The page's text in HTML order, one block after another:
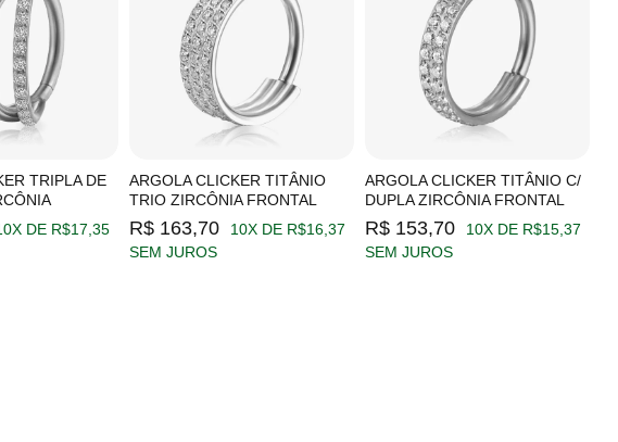
TRIPLA DE
DE R$17,35
ARGOLA CLICKER TITÂNIO
TRIO ZIRCÔNIA FRONTAL
R$ 163,70
10X DE R$16,37
SEM JUROS
ARGOLA CLICKER TITÂNIO C/
DUPLA ZIRCÔNIA FRONTAL
R$ 153,70
10X DE R$15,37
SEM JUROS